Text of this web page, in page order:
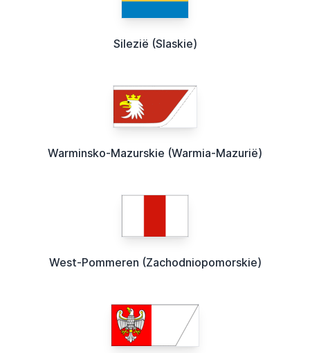
Silezië (Slaskie)
Warminsko-Mazurskie (Warmia-Mazurië)
West-Pommeren (Zachodniopomorskie)